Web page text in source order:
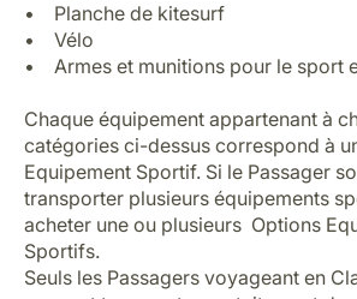
• Planche de kitesurf
• Vélo
• Armes et munitions pour le sport
Chaque équipement appartenant à
catégories ci-dessus correspond à
Equipement Sportif. Si le Passager
transporter plusieurs équipements
acheter une ou plusieurs Options
Sportifs.
Seuls les Passagers voyageant en